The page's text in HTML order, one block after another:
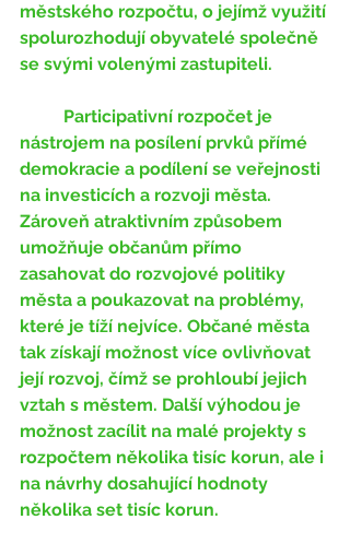
městského rozpočtu, o jejímž využití
spolurozhodují obyvatelé společně
se svými volenými zastupiteli.
nástrojem na posílení prvků přímé
demokracie a podílení se veřejnosti
na investicích a rozvoji města.
Zároveň atraktivním způsobem
umožňuje občanům přímo
zasahovat do rozvojové politiky
města a poukazovat na problémy,
které je tíží nejvíce. Občané města
tak získají možnost více ovlivňovat
její rozvoj, čímž se prohloubí jejich
vztah s městem. Další výhodou je
možnost zacílit na malé projekty s
rozpočtem několika tisíc korun, ale i
na návrhy dosahující hodnoty
několika set tisíc korun.